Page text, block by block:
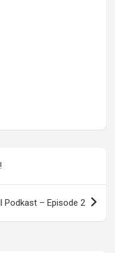
Podkast – Episode 2